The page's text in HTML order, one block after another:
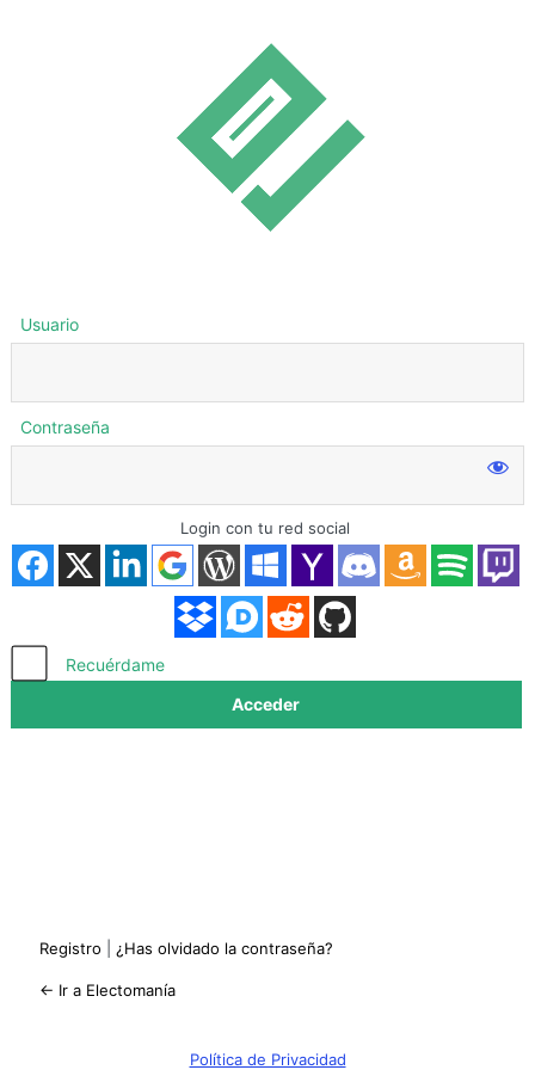
Acceder
Usuario
Contraseña
Login con tu red social
Recuérdame
Registro ¿Has olvidado la contraseña?
← Ir a Electomanía
Política de Privacidad